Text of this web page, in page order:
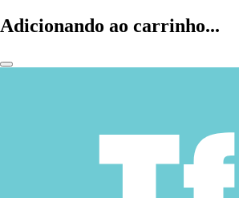
Adicionando ao carrinho...